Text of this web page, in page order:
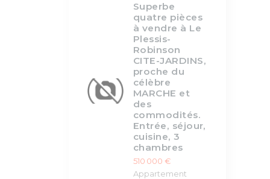
Superbe
quatre pièces
à vendre à Le
Plessis-
Robinson
CITE-JARDINS,
proche du
célèbre
MARCHE et
des
commodités.
Entrée, séjour,
cuisine, 3
chambres
510 000 €
Appartement